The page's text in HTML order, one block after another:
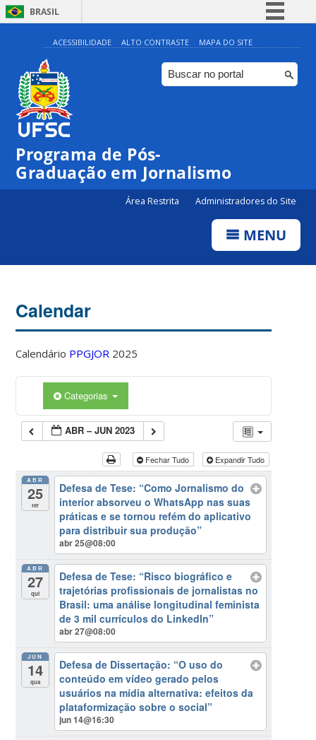
BRASIL
Simplifique!
Comunica BR
Participe
ACESSIBILIDADE ALTO CONTRASTE MAPA DO SITE
Programa de Pós-
Graduação em Jornalismo
Área Restrita Administradores do Site
MENU
Calendar
Calendário PPGJOR 2025
Categorias
ABR – JUN 2023
Fechar Tudo Expandir Tudo
ABR
25
ter
Defesa de Tese: “Como Jornalismo do
interior absorveu o WhatsApp nas suas
práticas e se tornou refém do aplicativo
para distribuir sua produção”
abr 25@08:00
ABR
27
qui
Defesa de Tese: “Risco biográfico e
trajetórias profissionais de jornalistas no
Brasil: uma análise longitudinal feminista
de 3 mil currículos do LinkedIn”
abr 27@08:00
JUN
14
qua
Defesa de Dissertação: “O uso do
conteúdo em vídeo gerado pelos
usuários na mídia alternativa: efeitos da
plataformização sobre o social”
jun 14@16:30